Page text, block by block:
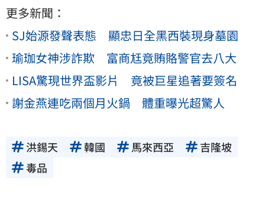
更多新聞：
SJ始源發聲表態 顯忠日全黑西裝現身墓園
瑜珈女神涉詐欺 富商尪竟賄賂警官去八大
LISA驚現世界盃影片 竟被巨星追著要簽名
謝金燕連吃兩個月火鍋 體重曝光超驚人
洪錫天 韓國 馬來西亞
吉隆坡
毒品